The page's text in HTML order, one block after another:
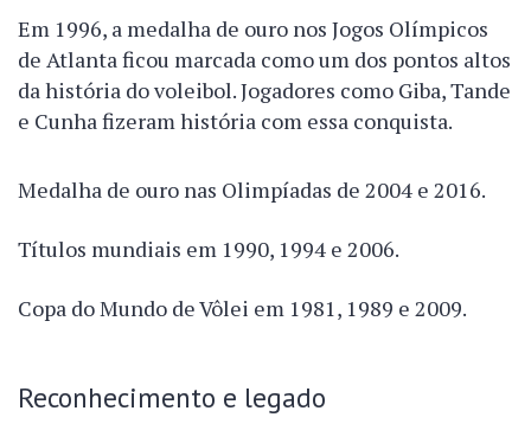
Em 1996, a medalha de ouro nos Jogos Olímpicos
de Atlanta ficou marcada como um dos pontos altos
da história do voleibol. Jogadores como Giba, Tande
e Cunha fizeram história com essa conquista.
Medalha de ouro nas Olimpíadas de 2004 e 2016.
Títulos mundiais em 1990, 1994 e 2006.
Copa do Mundo de Vôlei em 1981, 1989 e 2009.
Reconhecimento e legado